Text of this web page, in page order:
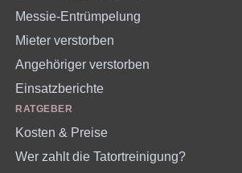
Messie-Entrümpelung
Mieter verstorben
Angehöriger verstorben
Einsatzberichte
RATGEBER
Kosten & Preise
Wer zahlt die Tatortreinigung?